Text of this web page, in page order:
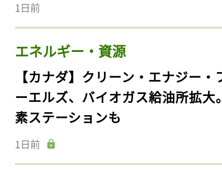
1日前
エネルギー・資源
【カナダ】クリーン・エナジー・
ーエルズ、バイオガス給油所拡大
素ステーションも
1日前